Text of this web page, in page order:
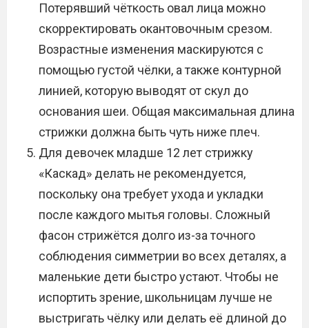
Потерявший чёткость овал лица можно
скорректировать окантовочным срезом.
Возрастные изменения маскируются с
помощью густой чёлки, а также контурной
линией, которую выводят от скул до
основания шеи. Общая максимальная длина
стрижки должна быть чуть ниже плеч.
Для девочек младше 12 лет стрижку
«Каскад» делать не рекомендуется,
поскольку она требует ухода и укладки
после каждого мытья головы. Сложный
фасон стрижётся долго из-за точного
соблюдения симметрии во всех деталях, а
маленькие дети быстро устают. Чтобы не
испортить зрение, школьницам лучше не
выстригать чёлку или делать её длиной до